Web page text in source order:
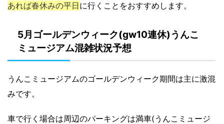
あれば春休みの平日に行くことをおすすめします。
5月ゴールデンウィーク(gw10連休)うんこ
ミュージアム混雑状況予想
うんこミュージアムのゴールデンウィーク期間は主に激混
みです。
車で行く場合は周辺のパーキングは満車(うんこミュージ